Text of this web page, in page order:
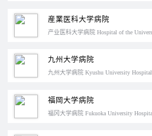
産業医科大学病院
九州大学病院
福岡大学病院